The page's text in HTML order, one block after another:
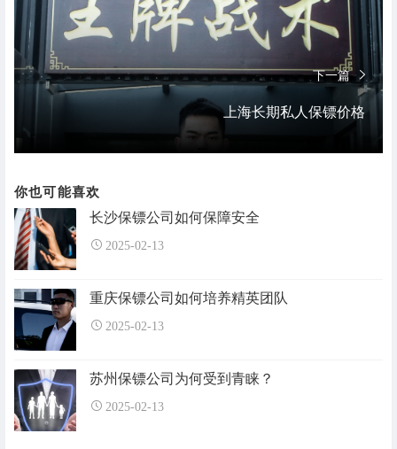
下一篇
上海长期私人保镖价格
你也可能喜欢
长沙保镖公司如何保障安全
2025-02-13
重庆保镖公司如何培养精英团队
2025-02-13
苏州保镖公司为何受到青睐？
2025-02-13